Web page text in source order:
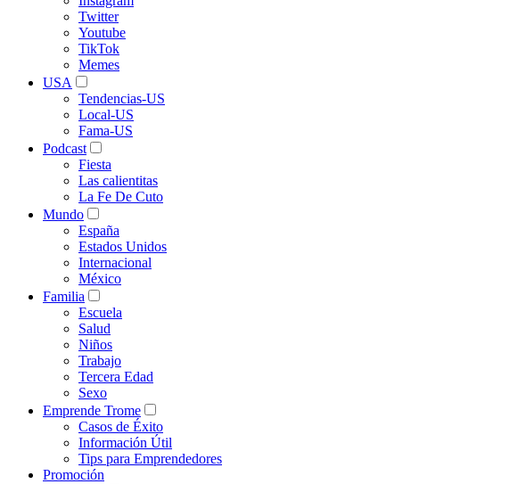
Twitter
Youtube
TikTok
Memes
USA
Tendencias-US
Local-US
Fama-US
Podcast
Fiesta
Las calientitas
La Fe De Cuto
Mundo
España
Estados Unidos
Internacional
México
Familia
Escuela
Salud
Niños
Trabajo
Tercera Edad
Sexo
Emprende Trome
Casos de Éxito
Información Útil
Tips para Emprendedores
Promoción